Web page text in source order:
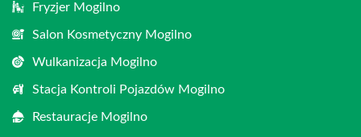
Fryzjer Mogilno
Salon Kosmetyczny Mogilno
Wulkanizacja Mogilno
Stacja Kontroli Pojazdów Mogilno
Restauracje Mogilno